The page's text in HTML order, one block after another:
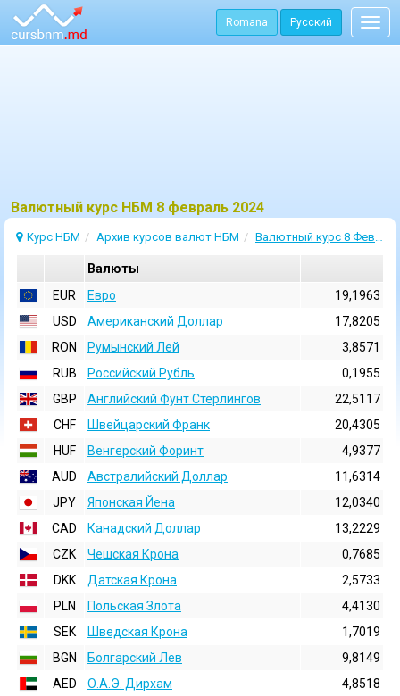
Romana Русский
Bалютный курс НБМ 8 февраль 2024
Курс НБМ Архив курсов валют НБМ Валютный курс 8 Февраль 2024
Валюты
EUR
Евро
19,1963
USD
Aмериканский Доллар
17,8205
RON
Румынский Лей
3,8571
RUB
Российский Рубль
0,1955
GBP
Английский Фунт Стерлингов
22,5117
CHF
Швейцарский Франк
20,4305
HUF
Венгерский Форинт
4,9377
AUD
Австралийский Доллар
11,6314
JPY
Японская Йена
12,0340
CAD
Канадский Доллар
13,2229
CZK
Чешская Крона
0,7685
DKK
Датская Крона
2,5733
PLN
Польская Злота
4,4130
SEK
Шведская Крона
1,7019
BGN
Болгарский Лев
9,8149
AED
О.А.Э. Дирхам
4,8518